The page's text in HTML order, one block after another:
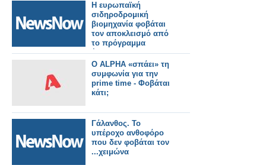
Η ευρωπαϊκή
σιδηροδρομική
βιομηχανία φοβάται
τον αποκλεισμό από
το πρόγραμμα
έρευνας και
ανάπτυξης της ΕΕ
2028-34.
Ο ALPHA «σπάει» τη
συμφωνία για την
prime time - Φοβάται
κάτι;
Γάλανθος. Το
υπέροχο ανθοφόρο
που δεν φοβάται τον
...χειμώνα